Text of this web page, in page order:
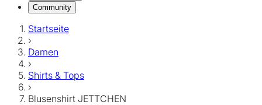
Community
Startseite
›
Damen
›
Shirts & Tops
›
Blusenshirt JETTCHEN